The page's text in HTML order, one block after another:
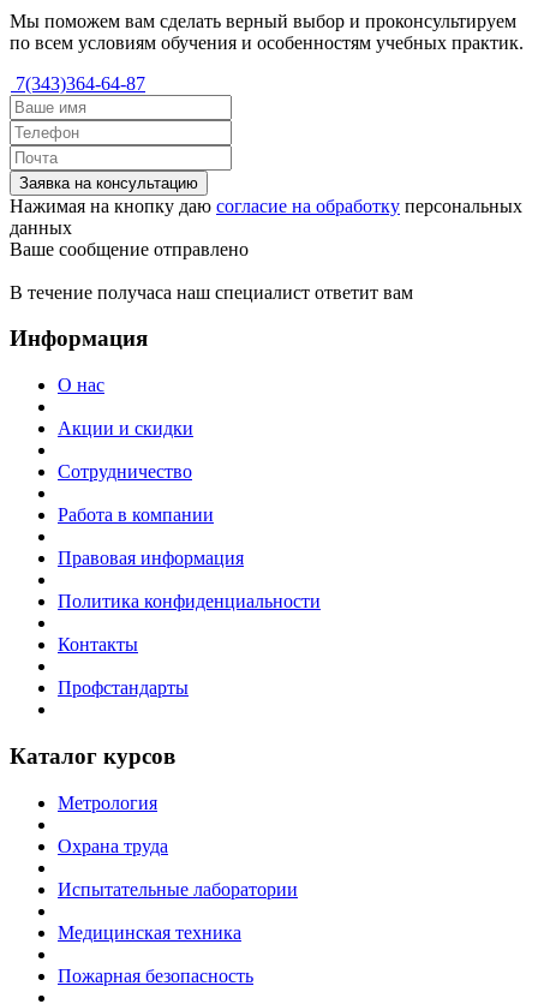
Мы поможем вам сделать верный выбор и проконсультируем
по всем условиям обучения и особенностям учебных практик.
7(343)364-64-87
Заявка на консультацию
Нажимая на кнопку даю согласие на обработку персональных
данных
Ваше сообщение отправлено
В течение получаса наш специалист ответит вам
Информация
О нас
Акции и скидки
Сотрудничество
Работа в компании
Правовая информация
Политика конфиденциальности
Контакты
Профстандарты
Каталог курсов
Метрология
Охрана труда
Испытательные лаборатории
Медицинская техника
Пожарная безопасность